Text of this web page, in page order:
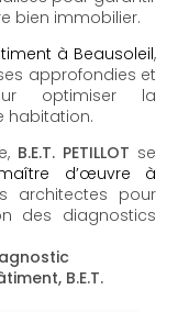
bien immobilier.
à Beausoleil,
approfondies et
optimiser la
habitation.
B.E.T. PETILLOT se
d’œuvre à
architectes pour
des diagnostics
B.E.T.